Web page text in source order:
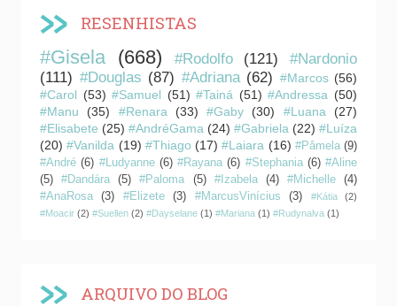
RESENHISTAS
#Gisela (668) #Rodolfo (121)
#Nardonio
(111) #Douglas (87) #Adriana (62) #Marcos (56)
#Carol (53) #Samuel (51) #Tainá (51) #Andressa (50)
#Manu
(35) #Renara (33) #Gaby (30) #Luana
(27)
#Elisabete (25) #AndréGama (24) #Gabriela (22) #Luíza
(20) #Vanilda (19) #Thiago (17) #Laiara (16) #Pâmela (9)
#André (6) #Ludyanne (6) #Rayana (6) #Stephania (6) #Aline
(5)
#Dandára (5) #Paloma (5) #Izabela (4) #Michelle
(4)
#AnaRosa
(3) #Elizete (3) #MarcusVinícius (3) #Kátia
(2)
#Moacir (2) #Suellen (2) #Dayselane (1) #Mariana (1) #Rudynalva (1)
ARQUIVO DO BLOG